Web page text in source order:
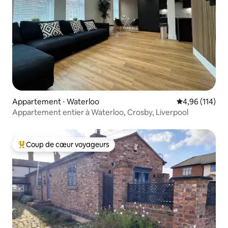
Appartement ⋅ Waterloo Évaluation
4,96 (114)
Appartement entier à Waterloo, Crosby, Liverpool
Coups de cœur voyageurs les plus appréciés
Coup de cœur voyageurs